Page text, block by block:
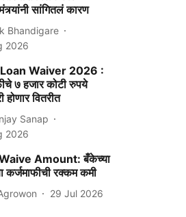
सांगितलं कारण
Bhandigare
2026
Waiver 2026 :
७ हजार कोटी रुपये
होणार वितरीत
Sanap
2026
Amount: बँकेच्या
कर्जमाफीची रक्कम कमी
29 Jul 2026